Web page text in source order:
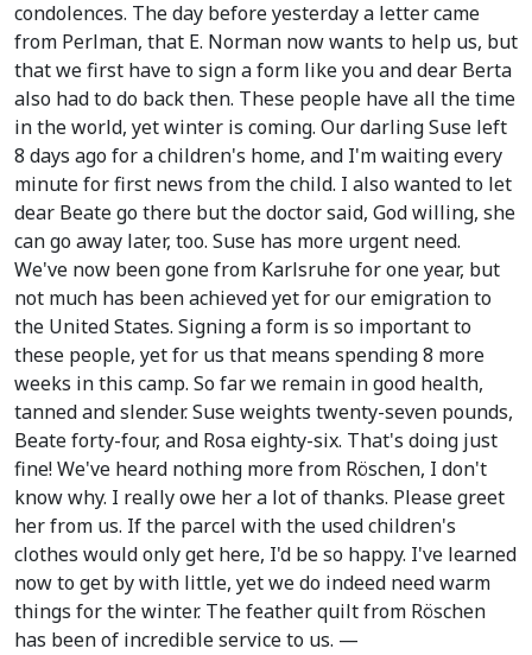
condolences. The day before yesterday a letter came
from Perlman, that E. Norman now wants to help us, but
that we first have to sign a form like you and dear Berta
also had to do back then. These people have all the time
in the world, yet winter is coming. Our darling Suse left
8 days ago for a children's home, and I'm waiting every
minute for first news from the child. I also wanted to let
dear Beate go there but the doctor said, God willing, she
can go away later, too. Suse has more urgent need.
We've now been gone from Karlsruhe for one year, but
not much has been achieved yet for our emigration to
the United States. Signing a form is so important to
these people, yet for us that means spending 8 more
weeks in this camp. So far we remain in good health,
tanned and slender. Suse weights twenty-seven pounds,
Beate forty-four, and Rosa eighty-six. That's doing just
fine! We've heard nothing more from Röschen, I don't
know why. I really owe her a lot of thanks. Please greet
her from us. If the parcel with the used children's
clothes would only get here, I'd be so happy. I've learned
now to get by with little, yet we do indeed need warm
things for the winter. The feather quilt from Röschen
has been of incredible service to us. —